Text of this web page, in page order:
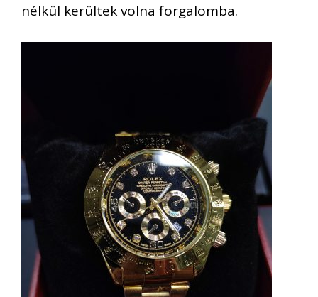
nélkül kerültek volna forgalomba.